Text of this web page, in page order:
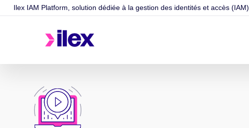
Ilex IAM Platform, solution dédiée à la gestion des identités et accès (IAM)